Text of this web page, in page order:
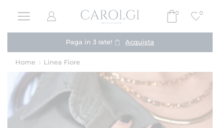
0 0
Paga in 3 rate! Acquista
Home Linea Fiore